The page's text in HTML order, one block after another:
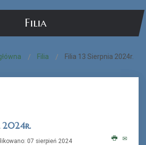
Filia
Filia Filia 13 Sierpnia 2024r.
2024r.
07 sierpień 2024